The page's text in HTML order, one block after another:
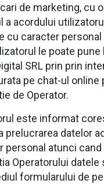
de marketing, cu
a acordului
cu caracter
le poate pune
SRL prin prin
pe chat-ul online
de Operator.
este informat
prelucrarea datelor
personal atunci cand
Operatorului datele
formularului de